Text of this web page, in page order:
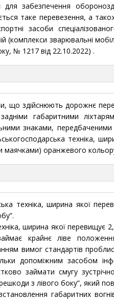
забезпечення
таке перевезення, а
засоби
(комплекси зварювальні
№ 1217 від 22.10.2022) .
що здійснюють дорожнє
габаритними
знаками,
техніка,
маячками) оранжевого
техніка, ширина якої
ширина якої
крайнє ліве положення
вимог стандартів
допоміжним засобом
займати смугу
з лівого боку”, який
габаритних